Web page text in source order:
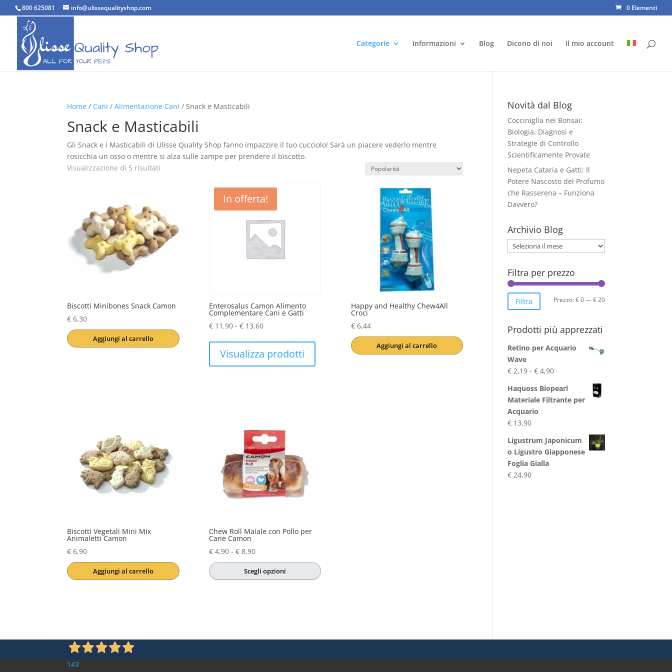
800 625081 info@ulissequalityshop.com 0 Elementi
Categorie Informazioni Blog Dicono di noi Il mio account
Home / Cani /Alimentazione Cani / Snack e Masticabili
Snack e Masticabili
Gli Snack e i Masticabili di Ulisse Quality Shop fanno impazzire il tuo cucciolo! Sarà un piacere vederlo mentre
rosicchia un osso o mentre si alza sulle zampe per prendere il biscotto.
Visualizzazione di 5 risultati
Biscotti Minibones Snack Camon
€ 6,30
Aggiungi al carrello
In offerta!
Enterosalus Camon Alimento
Complementare Cani e Gatti
€11,90 - €13,60Fascia
da
Visualizza prodotti
Happy and Healthy Chew4All
Croci
€6,44
Aggiungi al carrello
Biscotti Vegetali Mini Mix
Animaletti Camon
€ 6,90
Aggiungi al carrello
Chew Roll Maiale con Pollo per
Cane Camon
€4,90 - €8,90Fascia
di
prezzo:
Scegli opzioni
Le
Novità dal Blog
Cocciniglia nei Bonsai:
Biologia, Diagnosi e
Strategie di Controllo
Scientificamente Provate
Nepeta Cataria e Gatti: Il
Potere Nascosto del Profumo
che Rasserena – Funziona
Davvero?
Archivio Blog
Archivio
Blog
Filtra per prezzo
Prezzo
Prezzo
Filtra Prezzo:€ 0—€ 20
Prodotti più apprezzati
Retino per Acquario
Wave
€ 2,19 - € 4,90Fascia
prezzo:
da
€ 4,90
Haquoss Biopearl
Materiale Filtrante per
Acquario
€ 13,90
Ligustrum Japonicum
o Ligustro Giapponese
Foglia Gialla
€ 24,90
143